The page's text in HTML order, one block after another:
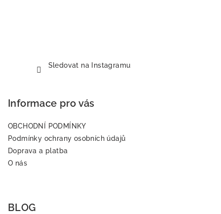
Sledovat na Instagramu
Informace pro vás
OBCHODNÍ PODMÍNKY
Podmínky ochrany osobních údajů
Doprava a platba
O nás
BLOG